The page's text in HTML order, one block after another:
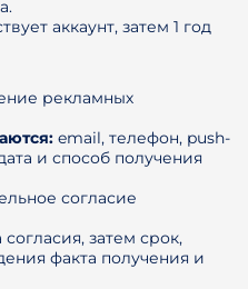
аккаунт, затем 1 год
рекламных
email, телефон, push-
и способ получения
согласие
согласия, затем срок,
факта получения и